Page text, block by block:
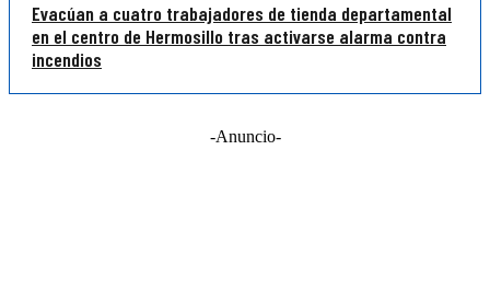
Evacúan a cuatro trabajadores de tienda departamental
en el centro de Hermosillo tras activarse alarma contra
incendios
-Anuncio-